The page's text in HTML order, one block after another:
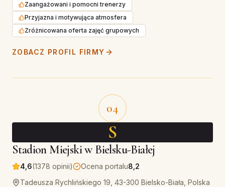
Zaangażowani i pomocni trenerzy
Przyjazna i motywująca atmosfera
Zróżnicowana oferta zajęć grupowych
ZOBACZ PROFIL FIRMY
04
S
Stadion Miejski w Bielsku-Białej
4,6(1378 opinii) Ocena portalu8,2
Tadeusza Rychlińskiego 19, 43-300 Bielsko-Biała, Polska